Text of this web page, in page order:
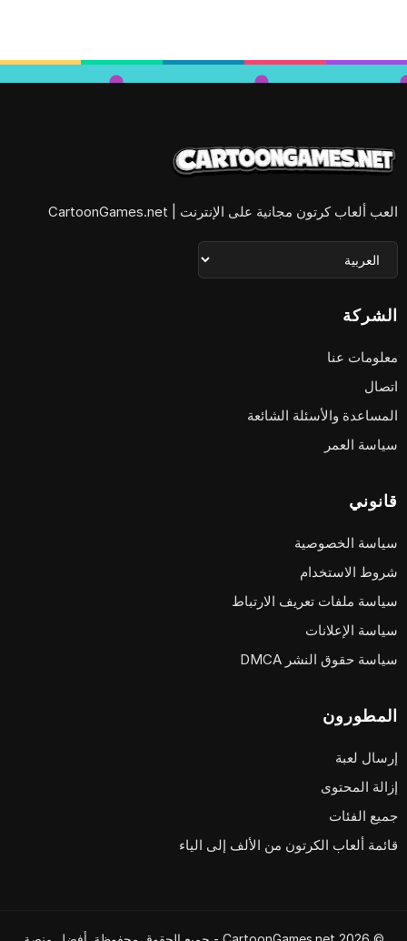
العب ألعاب كرتون مجانية على الإنترنت | CartoonGames.net
الشركة
معلومات عنا
اتصال
المساعدة والأسئلة الشائعة
سياسة العمر
قانوني
سياسة الخصوصية
شروط الاستخدام
سياسة ملفات تعريف الارتباط
سياسة الإعلانات
سياسة حقوق النشر DMCA
المطورون
إرسال لعبة
إزالة المحتوى
جميع الفئات
قائمة ألعاب الكرتون من الألف إلى الياء